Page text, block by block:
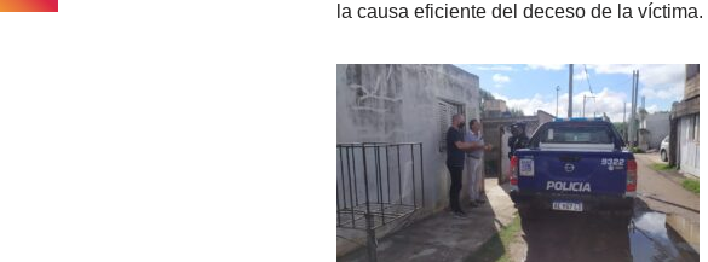
la causa eficiente del deceso de la víctima.